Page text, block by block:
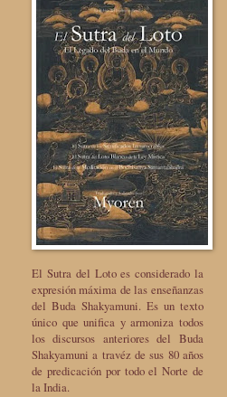
El Sutra del Loto es considerado la
expresión máxima de las enseñanzas
del Buda Shakyamuni. Es un texto
único que unifica y armoniza todos
los discursos anteriores del Buda
Shakyamuni a travéz de sus 80 años
de predicación por todo el Norte de
la India.